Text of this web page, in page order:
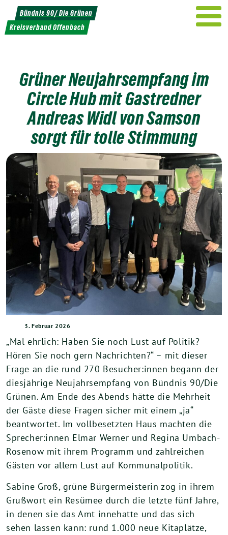
Weiter
zum
Inhalt
Bündnis 90/ Die Grünen
Kreisverband Offenbach
Grüner Neujahrsempfang im
Circle Hub mit Gastredner
Andreas Widl von Samson
sorgt für tolle Stimmung
3. Februar 2026
„Mal ehrlich: Haben Sie noch Lust auf Politik?
Hören Sie noch gern Nachrichten?“ – mit dieser
Frage an die rund 270 Besucher:innen begann der
diesjährige Neujahrsempfang von Bündnis 90/Die
Grünen. Am Ende des Abends hätte die Mehrheit
der Gäste diese Fragen sicher mit einem „ja“
beantwortet. Im vollbesetzten Haus machten die
Sprecher:innen Elmar Werner und Regina Umbach-
Rosenow mit ihrem Programm und zahlreichen
Gästen vor allem Lust auf Kommunalpolitik.
Sabine Groß, grüne Bürgermeisterin zog in ihrem
Grußwort ein Resümee durch die letzte fünf Jahre,
in denen sie das Amt innehatte und das sich
sehen lassen kann: rund 1.000 neue Kitaplätze,